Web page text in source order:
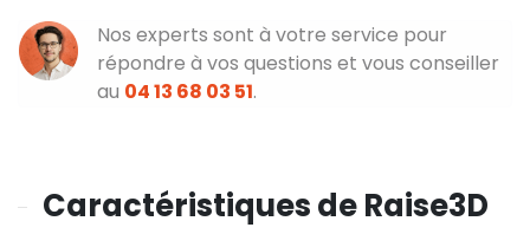
Nos experts sont à votre service pour
répondre à vos questions et vous conseiller
au 04 13 68 03 51.
Caractéristiques de Raise3D